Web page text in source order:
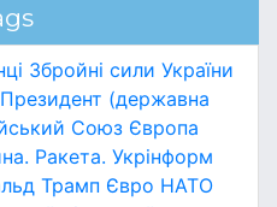
Збройні сили України
Президент (державна
Союз Європа
Ракета. Укрінформ
Трамп Євро НАТО